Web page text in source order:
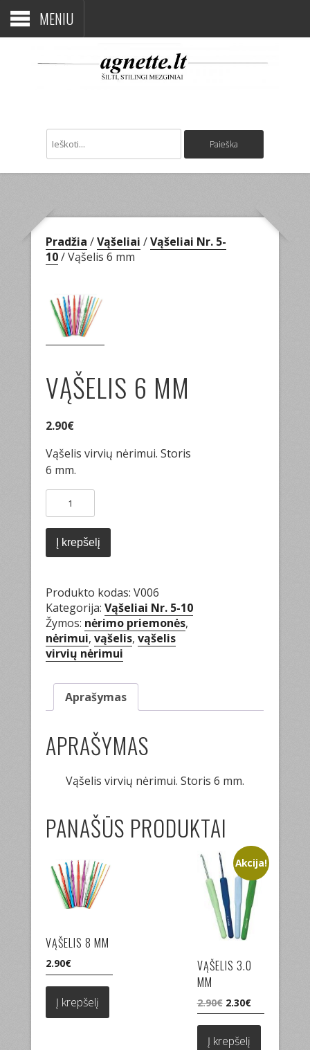
MENIU
Pradžia /Vąšeliai /Vąšeliai Nr. 5-
10/ Vąšelis 6 mm
VĄŠELIS 6 MM
2.90€
Vąšelis virvių nėrimui. Storis
6 mm.
kiekis:
Vąšelis
mm
Į krepšelį
Produkto kodas:V006
Kategorija:Vąšeliai Nr. 5-10
Žymos: nėrimo priemonės,
nėrimui,vąšelis,vąšelis
virvių nėrimui
Aprašymas
APRAŠYMAS
Vąšelis virvių nėrimui. Storis 6 mm.
PANAŠŪS PRODUKTAI
VĄŠELIS 8 MM
2.90€
Į krepšelį
Akcija!
VĄŠELIS 3.0
MM
2.90€ Original
price
was:
2.90€.
2.30€Current
price
is:
Į krepšelį